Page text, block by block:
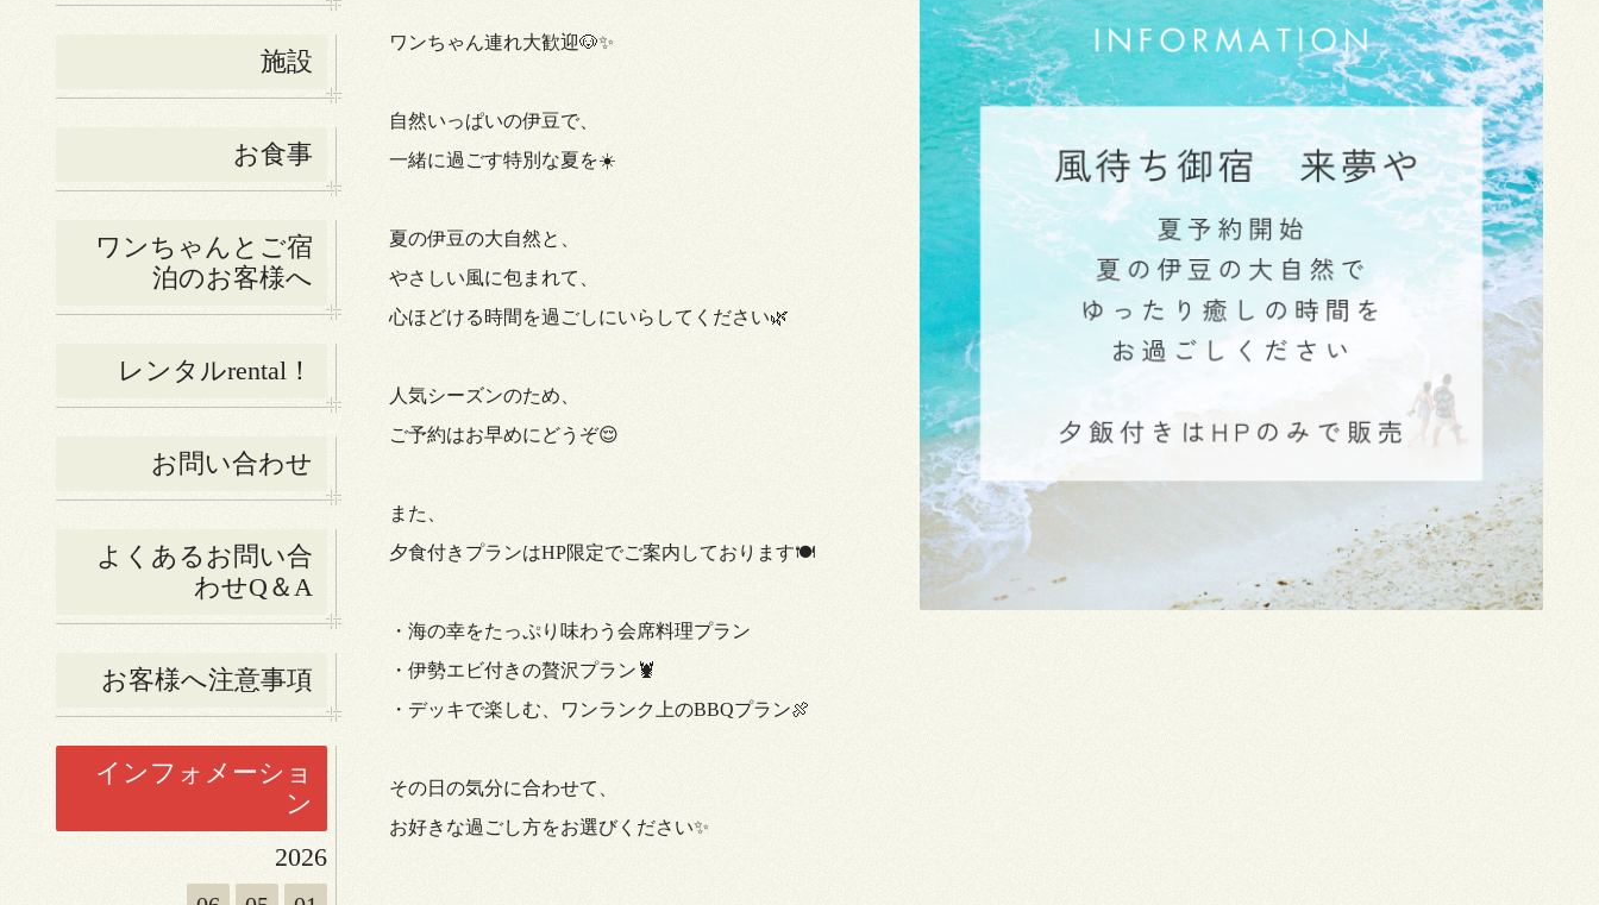
施設
お食事
ワンちゃんとご宿
泊のお客様へ
レンタルrental！
お問い合わせ
よくあるお問い合
わせQ＆A
お客様へ注意事項
インフォメーショ
ン
2026
ワンちゃん連れ大歓迎🐶✨
自然いっぱいの伊豆で、
一緒に過ごす特別な夏を☀️
夏の伊豆の大自然と、
やさしい風に包まれて、
心ほどける時間を過ごしにいらしてください🌿
人気シーズンのため、
ご予約はお早めにどうぞ😌
また、
夕食付きプランはHP限定でご案内しております🍽️
・海の幸をたっぷり味わう会席料理プラン
・伊勢エビ付きの贅沢プラン🦞
・デッキで楽しむ、ワンランク上のBBQプラン🍖
その日の気分に合わせて、
お好きな過ごし方をお選びください✨